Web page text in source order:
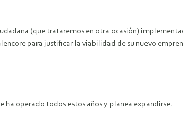
(que trataremos en otra ocasión)
para justificar la viabilidad de su nuevo
ha operado todos estos años y planea expandirse.